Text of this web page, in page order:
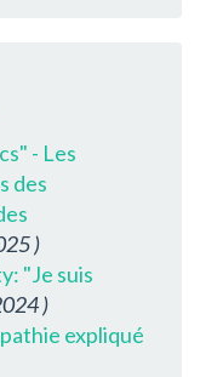
- Les
des
)
"Je suis
)
expliqué